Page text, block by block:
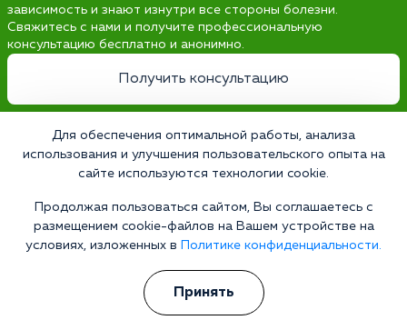
зависимость и знают изнутри все стороны болезни.
Свяжитесь с нами и получите профессиональную
консультацию бесплатно и анонимно.
Получить консультацию
Наркология 24/7
Цены
О клинике
Для обеспечения оптимальной работы, анализа
использования и улучшения пользовательского опыта на
сайте используются технологии cookie.
Продолжая пользоваться сайтом, Вы соглашаетесь с
размещением cookie-файлов на Вашем устройстве на
условиях, изложенных в
Политике конфиденциальности.
Принять